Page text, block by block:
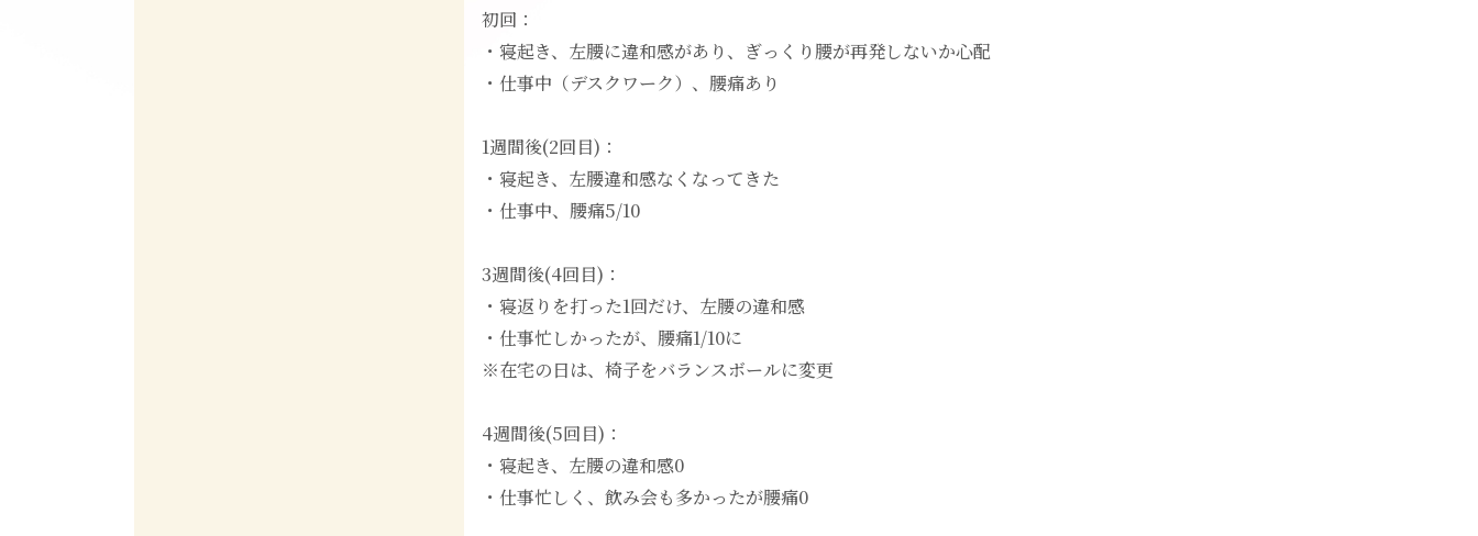
初回：
・寝起き、左腰に違和感があり、ぎっくり腰が再発しないか心配
・仕事中（デスクワーク）、腰痛あり
1週間後(2回目)：
・寝起き、左腰違和感なくなってきた
・仕事中、腰痛5/10
3週間後(4回目)：
・寝返りを打った1回だけ、左腰の違和感
・仕事忙しかったが、腰痛1/10に
※在宅の日は、椅子をバランスボールに変更
4週間後(5回目)：
・寝起き、左腰の違和感0
・仕事忙しく、飲み会も多かったが腰痛0